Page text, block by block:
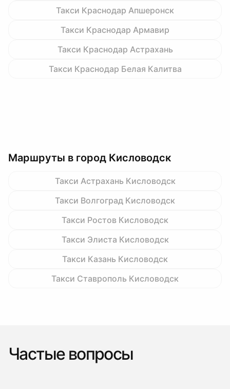
Такси Краснодар Апшеронск
Такси Краснодар Армавир
Такси Краснодар Астрахань
Такси Краснодар Белая Калитва
Маршруты в город Кисловодск
Такси Астрахань Кисловодск
Такси Волгоград Кисловодск
Такси Ростов Кисловодск
Такси Элиста Кисловодск
Такси Казань Кисловодск
Такси Ставрополь Кисловодск
Частые вопросы